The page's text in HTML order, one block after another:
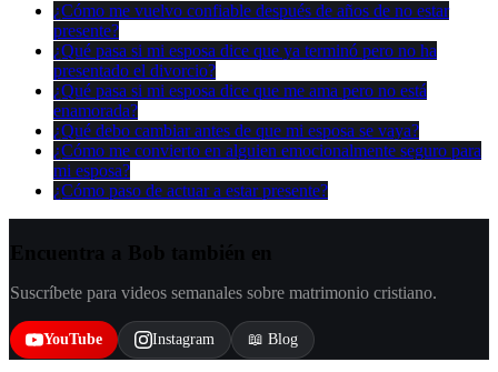
¿Cómo me vuelvo confiable después de años de no estar
presente?
¿Qué pasa si mi esposa dice que ya terminó pero no ha
presentado el divorcio?
¿Qué pasa si mi esposa dice que me ama pero no está
enamorada?
¿Qué debo cambiar antes de que mi esposa se vaya?
¿Cómo me convierto en alguien emocionalmente seguro para
mi esposa?
¿Cómo paso de actuar a estar presente?
Suscríbete para videos semanales sobre matrimonio cristiano.
YouTube Instagram 📖 Blog